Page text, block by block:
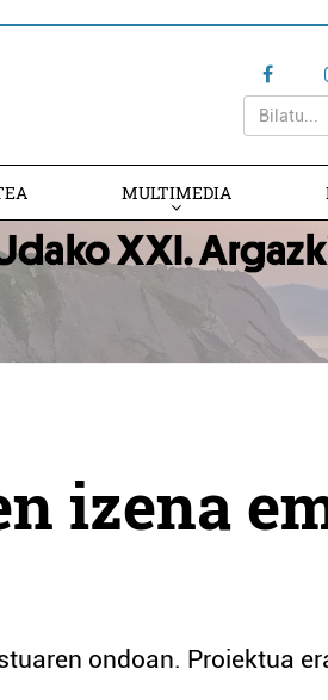
MULTIMEDIA
izena
ondoan. Proiektua